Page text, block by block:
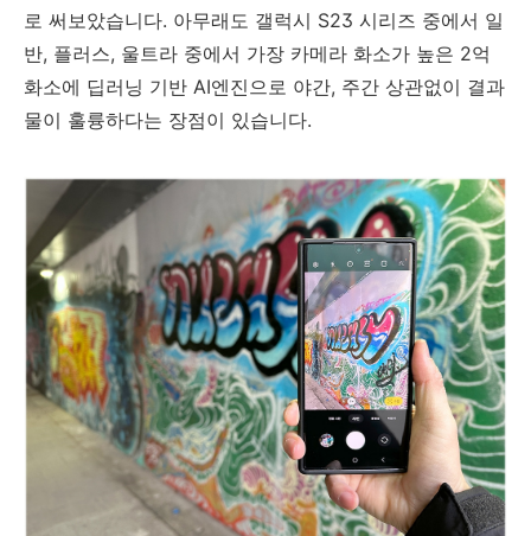
로 써보았습니다. 아무래도 갤럭시 S23 시리즈 중에서 일
반, 플러스, 울트라 중에서 가장 카메라 화소가 높은 2억
화소에 딥러닝 기반 AI엔진으로 야간, 주간 상관없이 결과
물이 훌륭하다는 장점이 있습니다.